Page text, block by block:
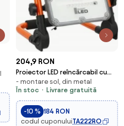
204,9 RON
Proiector LED reîncărcabil cu
stativ LED/30W/3,2V 4500K
5000 mAh IP65 portocaliu
- montare sol, din metal
În stoc
Livrare gratuită
-10 % 184 RON
codul cuponuluiTA222RO